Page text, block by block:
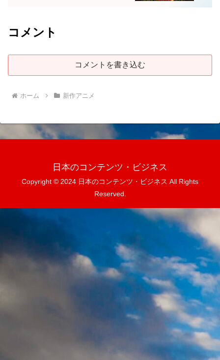
コメント
コメントを書き込む
ホーム 新作アニメ
日本のコンテンツ・ビジネス
Copyright © 2024 日本のコンテンツ・ビジネス All Rights
Reserved.